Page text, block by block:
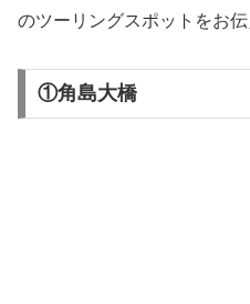
のツーリングスポットをお伝
①角島大橋